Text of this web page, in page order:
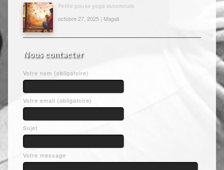
Petite pause yoga automnale
octobre 27, 2025 | Magali
Nous contacter
Votre nom (obligatoire)
Votre email (obligatoire)
Sujet
Votre message